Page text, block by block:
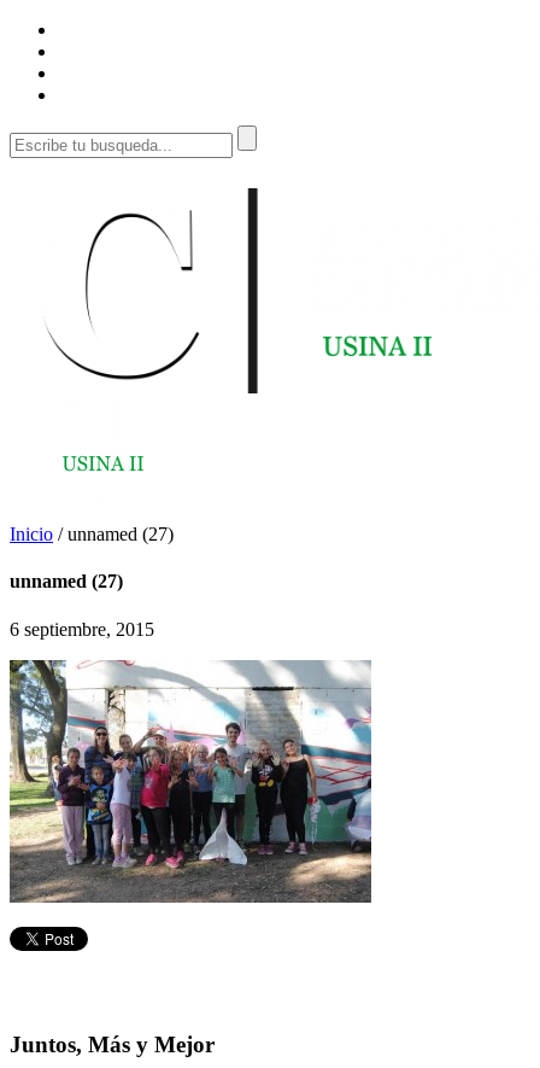
Inicio /unnamed (27)
unnamed (27)
6 septiembre, 2015
Juntos, Más y Mejor